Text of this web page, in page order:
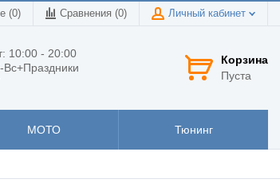
(0) Сравнения (0) Личный кабинет
10:00 - 20:00
Вс+Праздники
Корзина
Пуста
МОТО Тюнинг